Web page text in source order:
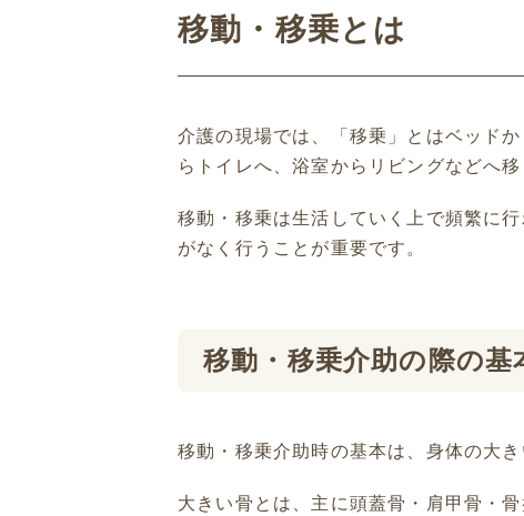
移動・移乗とは
介護の現場では、「移乗」とはベッド
らトイレへ、浴室からリビングなどへ移
移動・移乗は生活していく上で頻繁に
がなく行うことが重要です。
移動・移乗介助の際の基
移動・移乗介助時の基本は、身体の大き
大きい骨とは、主に頭蓋骨・肩甲骨・骨